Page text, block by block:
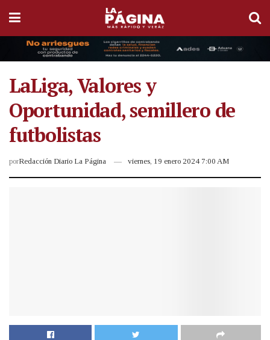
LaLiga, Valores y
Oportunidad, semillero de
futbolistas
porRedacción Diario La Página viernes, 19 enero 2024 7:00 AM